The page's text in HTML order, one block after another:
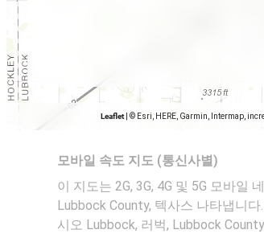
Leaflet © Esri, HERE, Garmin, Intermap,
모바일 속도 지도 (통신사별)
이 지도는 2G, 3G, 4G 및 5G 모바일
Lubbock County, 텍사스 나타냅니
시오 Lubbock, 러벅, Lubbock